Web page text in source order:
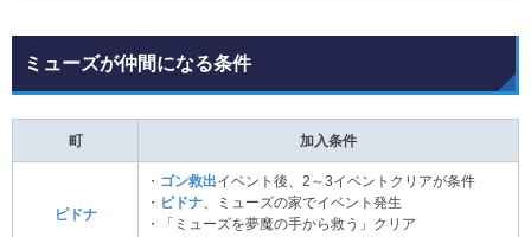
ミューズが仲間になる条件
町 加入条件
ピドナ
・ ゴン救出イベント後、2～3イベントクリアが条件
・
ピドナ 、ミューズの家でイベント発生
・「ミューズを夢魔の手から救う」クリア